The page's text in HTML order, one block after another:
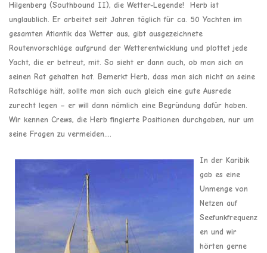
Hilgenberg (Southbound II), die Wetter-Legende! Herb ist
unglaublich. Er arbeitet seit Jahren täglich für ca. 50 Yachten im
gesamten Atlantik das Wetter aus, gibt ausgezeichnete
Routenvorschläge aufgrund der Wetterentwicklung und plottet jede
Yacht, die er betreut, mit. So sieht er dann auch, ob man sich an
seinen Rat gehalten hat. Bemerkt Herb, dass man sich nicht an seine
Ratschläge hält, sollte man sich auch gleich eine gute Ausrede
zurecht legen – er will dann nämlich eine Begründung dafür haben.
Wir kennen Crews, die Herb fingierte Positionen durchgaben, nur um
seine Fragen zu vermeiden....
In der Karibik
gab es eine
Unmenge von
Netzen auf
Seefunkfrequenz
en und wir
hörten gerne